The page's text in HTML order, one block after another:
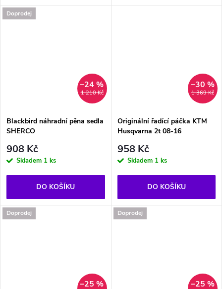
Doprodej
1 210 Kč
–24 %
Blackbird náhradní pěna sedla
SHERCO
908 Kč
Skladem 1 ks
DO KOŠÍKU
1 369 Kč
–30 %
Originální řadící páčka KTM
Husqvarna 2t 08-16
958 Kč
Skladem 1 ks
DO KOŠÍKU
Doprodej
–25 %
Doprodej
–25 %